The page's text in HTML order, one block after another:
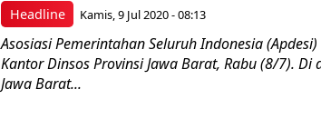
Headline Kamis, 9 Jul 2020 - 08:13
Asosiasi Pemerintahan Seluruh Indonesia
Kantor Dinsos Provinsi Jawa Barat, Rabu (8/7). Di
Jawa Barat...